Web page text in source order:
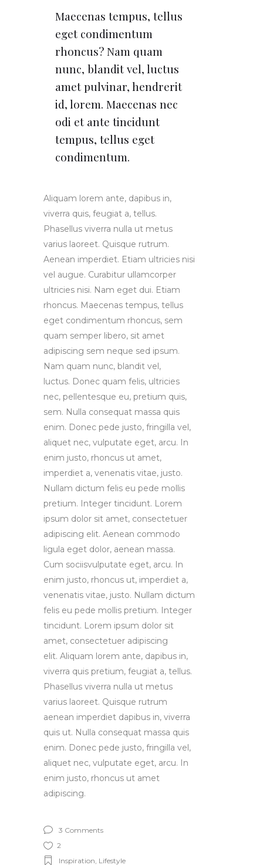
Maecenas tempus, tellus
eget condimentum
rhoncus? Nam quam
nunc, blandit vel, luctus
amet pulvinar, hendrerit
id, lorem. Maecenas nec
odi et ante tincidunt
tempus, tellus eget
condimentum.
Aliquam lorem ante, dapibus in,
viverra quis, feugiat a, tellus.
Phasellus viverra nulla ut metus
varius laoreet. Quisque rutrum.
Aenean imperdiet. Etiam ultricies nisi
vel augue. Curabitur ullamcorper
ultricies nisi. Nam eget dui. Etiam
rhoncus. Maecenas tempus, tellus
eget condimentum rhoncus, sem
quam semper libero, sit amet
adipiscing sem neque sed ipsum.
Nam quam nunc, blandit vel,
luctus. Donec quam felis, ultricies
nec, pellentesque eu, pretium quis,
sem. Nulla consequat massa quis
enim. Donec pede justo, fringilla vel,
aliquet nec, vulputate eget, arcu. In
enim justo, rhoncus ut amet,
imperdiet a, venenatis vitae, justo.
Nullam dictum felis eu pede mollis
pretium. Integer tincidunt. Lorem
ipsum dolor sit amet, consectetuer
adipiscing elit. Aenean commodo
ligula eget dolor, aenean massa.
Cum sociisvulputate eget, arcu. In
enim justo, rhoncus ut, imperdiet a,
venenatis vitae, justo. Nullam dictum
felis eu pede mollis pretium. Integer
tincidunt. Lorem ipsum dolor sit
amet, consectetuer adipiscing
elit. Aliquam lorem ante, dapibus in,
viverra quis pretium, feugiat a, tellus.
Phasellus viverra nulla ut metus
varius laoreet. Quisque rutrum
aenean imperdiet dapibus in, viverra
quis ut. Nulla consequat massa quis
enim. Donec pede justo, fringilla vel,
aliquet nec, vulputate eget, arcu. In
enim justo, rhoncus ut amet
adipiscing.
3 Comments
2
Inspiration, Lifestyle